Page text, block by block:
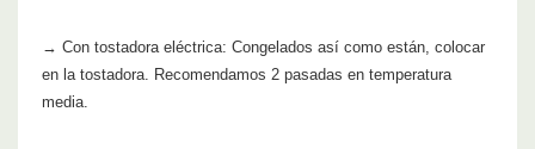
→ Con tostadora eléctrica: Congelados así como están, colocar
en la tostadora. Recomendamos 2 pasadas en temperatura
media.